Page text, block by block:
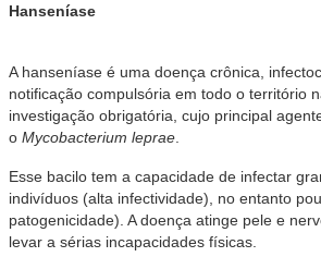
Hanseníase
A hanseníase é uma doença crônica,
notificação compulsória em todo o território
investigação obrigatória, cujo principal
o Mycobacterium leprae
Esse bacilo tem a capacidade de infectar
indivíduos (alta infectividade), no entanto
patogenicidade). A doença atinge pele e
levar a sérias incapacidades físicas.